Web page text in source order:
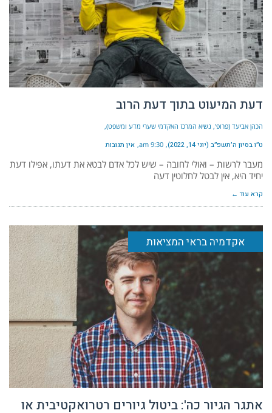
דעת המיעוט בתוך דעת הרוב
הכהן אביעד (פרופ', נשיא המרכז האקדמי שערי מדע ומשפט)
ט״ו בסיון ה׳תשפ״ב (יוני 14, 2022) 9:30 am אין תגובות
מעבר לרשות – ואולי לחובה – שיש לכל אדם לבטא את דעתו, אפילו דעת
יחיד היא, אין לבטל לחלוטין דעה
קרא עוד ←
אקדמיה בראי המציאות
אתגר הגיור כה': ביטול גיורים רטרואקטיבית או